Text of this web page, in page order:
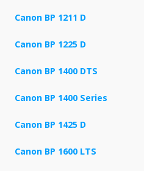
Canon BP 1211 D
Canon BP 1225 D
Canon BP 1400 DTS
Canon BP 1400 Series
Canon BP 1425 D
Canon BP 1600 LTS